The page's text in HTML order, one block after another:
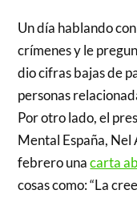
Un día hablando
crímenes y le
dio cifras bajas de
personas
Por otro lado, el
Mental España, Nel
febrero unacarta
cosas como: “La